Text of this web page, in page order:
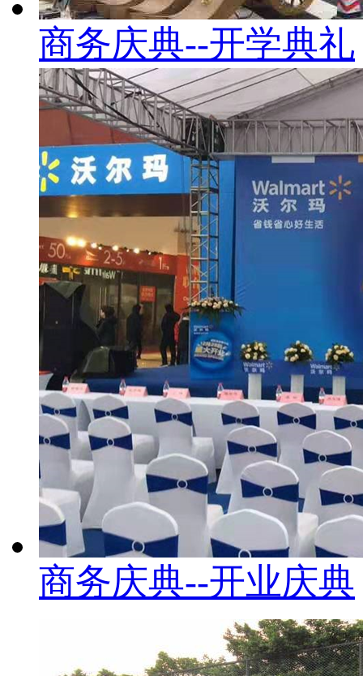
商务庆典--开学典礼
商务庆典--开业庆典